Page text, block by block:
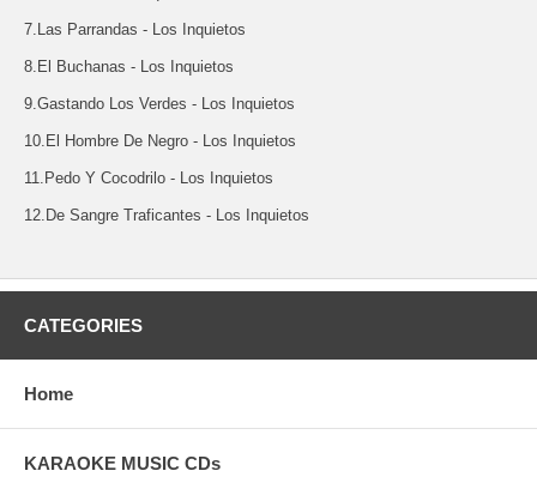
7.Las Parrandas - Los Inquietos
8.El Buchanas - Los Inquietos
9.Gastando Los Verdes - Los Inquietos
10.El Hombre De Negro - Los Inquietos
11.Pedo Y Cocodrilo - Los Inquietos
12.De Sangre Traficantes - Los Inquietos
CATEGORIES
Home
KARAOKE MUSIC CDs